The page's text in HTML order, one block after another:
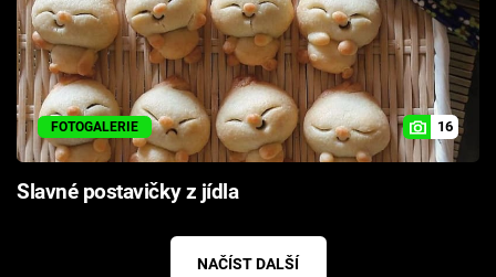
FOTOGALERIE 16
Slavné postavičky z jídla
NAČÍST DALŠÍ